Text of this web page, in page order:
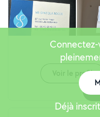
Voir le profil
Déjà